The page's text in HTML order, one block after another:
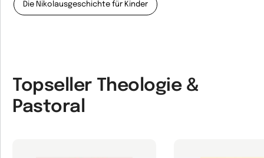
Die Nikolausgeschichte für Kinder
Topseller Theologie &
Pastoral